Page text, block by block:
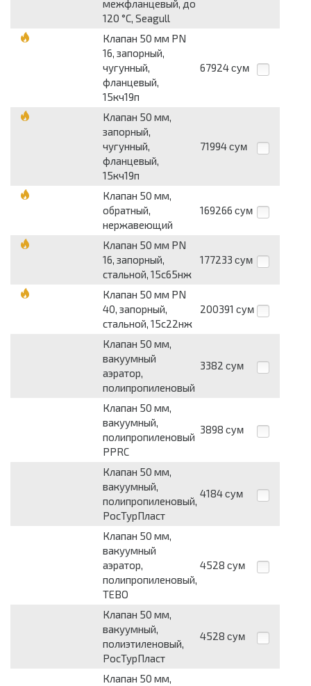
межфланцевый, до
120 °С, Seagull
Клапан 50 мм PN
16, запорный,
чугунный,
фланцевый,
15кч19п
67924 сум
Клапан 50 мм,
запорный,
чугунный,
фланцевый,
15кч19п
71994 сум
Клапан 50 мм,
обратный,
нержавеющий
169266 сум
Клапан 50 мм PN
16, запорный,
стальной, 15с65нж
177233 сум
Клапан 50 мм PN
40, запорный,
стальной, 15с22нж
200391 сум
Клапан 50 мм,
вакуумный
аэратор,
полипропиленовый
3382 сум
Клапан 50 мм,
вакуумный,
полипропиленовый
PPRC
3898 сум
Клапан 50 мм,
вакуумный,
полипропиленовый,
РосТурПласт
4184 сум
Клапан 50 мм,
вакуумный
аэратор,
полипропиленовый,
TEBO
4528 сум
Клапан 50 мм,
вакуумный,
полиэтиленовый,
РосТурПласт
4528 сум
Клапан 50 мм,